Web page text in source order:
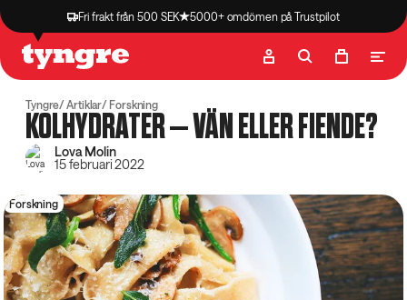
Fri frakt från 500 SEK 5000+ omdömen på Trustpilot
Butik Recept
Tyngre Artiklar Forskning
KOLHYDRATER – VÄN ELLER FIENDE?
Lova Molin
15 februari 2022
Forskning